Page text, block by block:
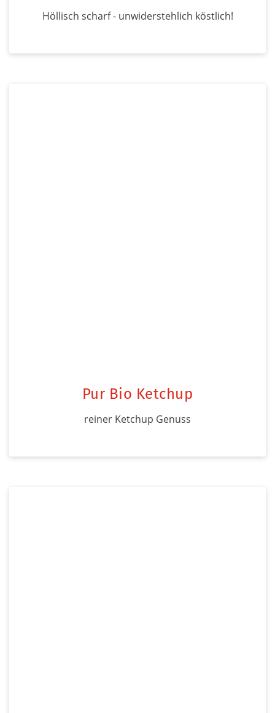
Höllisch scharf - unwiderstehlich köstlich!
Pur Bio Ketchup
reiner Ketchup Genuss